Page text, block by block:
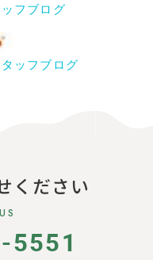
フブログ
ッフブログ
ください
5551